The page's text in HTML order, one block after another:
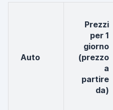
auto
Prezzi
per 1
giorno
(prezzo
a
partire
da)